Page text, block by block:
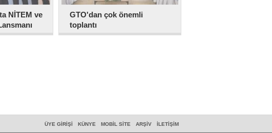
NİTEM ve
GTO'dan çok önemli
toplantı
İLETIŞIM
ARŞIV
MOBIL SITE
KÜNYE
ÜYE GIRIŞI